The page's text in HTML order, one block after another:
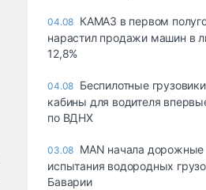
04.08 КАМАЗ в первом
нарастил продажи машин в
12,8%
04.08 Беспилотные
кабины для водителя
по ВДНХ
03.08 MAN начала дорожные
испытания водородных
Баварии